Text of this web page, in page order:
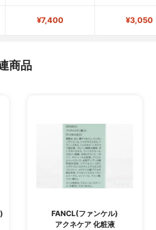
¥7,400 ¥3,050
商品
FANCL(ファンケル)
アクネケア 化粧液